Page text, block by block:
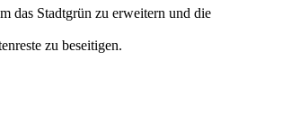
das Stadtgrün zu erweitern und die
zu beseitigen.